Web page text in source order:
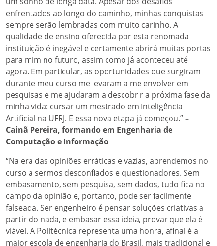
enfrentados ao longo do caminho, minhas conquistas
sempre serão lembradas com muito carinho. A
qualidade de ensino oferecida por esta renomada
instituição é inegável e certamente abrirá muitas portas
para mim no futuro, assim como já aconteceu até
agora. Em particular, as oportunidades que surgiram
durante meu curso me levaram a me envolver em
pesquisas e me ajudaram a descobrir a próxima fase da
minha vida: cursar um mestrado em Inteligência
Artificial na UFRJ. E essa nova etapa já começou.”–
Cainã Pereira, formando em Engenharia de
Computação e Informação
“Na era das opiniões erráticas e vazias, aprendemos no
curso a sermos desconfiados e questionadores. Sem
embasamento, sem pesquisa, sem dados, tudo fica no
campo da opinião e, portanto, pode ser facilmente
falseada. Ser engenheiro é pensar soluções criativas a
partir do nada, e embasar essa ideia, provar que ela é
viável. A Politécnica representa uma honra, afinal é a
maior escola de engenharia do Brasil, mais tradicional e